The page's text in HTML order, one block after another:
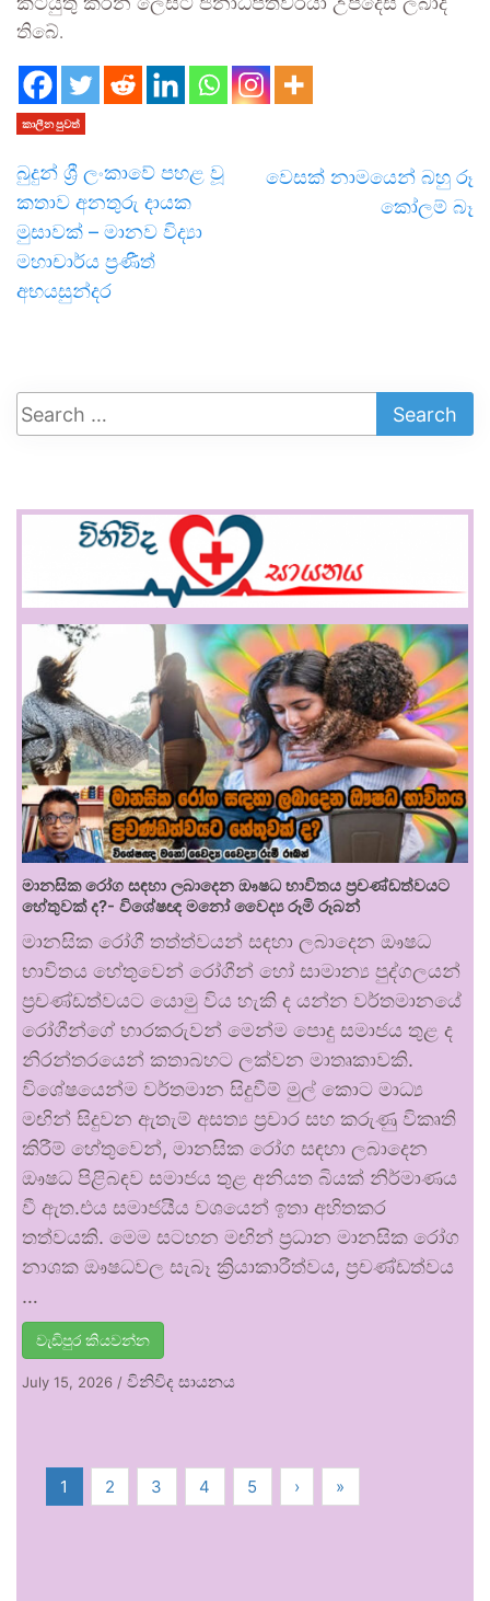
කටයුතු කරන ලෙසට ජනාධිපතිවරයා උපදෙස් ලබාදී
තිබේ.
කාලීන පුවත්
බුදුන් ශ්‍රී ලංකාවේ පහළ වූ
කතාව අනතුරු දායක
මුසාවක් – මානව විද්‍යා
මහාචාර්ය ප්‍රණීත්
අභයසුන්දර
වෙසක් නාමයෙන් බහු රූ
කෝලම් බෑ
මානසික රෝග සඳහා ලබාදෙන ඖෂධ භාවිතය ප්‍රචණ්ඩත්වයට
හේතුවක් ද?- විශේෂඥ මනෝ වෛද්‍ය රූමි රූබන්
මානසික රෝගී තත්ත්වයන් සඳහා ලබාදෙන ඖෂධ
භාවිතය හේතුවෙන් රෝගීන් හෝ සාමාන්‍ය පුද්ගලයන්
ප්‍රචණ්ඩත්වයට යොමු විය හැකි ද යන්න වර්තමානයේ
රෝගීන්ගේ භාරකරුවන් මෙන්ම පොදු සමාජය තුළ ද
නිරන්තරයෙන් කතාබහට ලක්වන මාතෘකාවකි.
විශේෂයෙන්ම වර්තමාන සිදුවීම් මුල් කොට මාධ්‍ය
මඟින් සිදුවන ඇතැම් අසත්‍ය ප්‍රචාර සහ කරුණු විකෘති
කිරීම් හේතුවෙන්, මානසික රෝග සඳහා ලබාදෙන
ඖෂධ පිළිබඳව සමාජය තුළ අනියත බියක් නිර්මාණය
වී ඇත.එය සමාජයීය වශයෙන් ඉතා අහිතකර
තත්වයකි. මෙම සටහන මඟින් ප්‍රධාන මානසික රෝග
නාශක ඖෂධවල සැබෑ ක්‍රියාකාරීත්වය, ප්‍රචණ්ඩත්වය
…
වැඩිපුර කියවන්න
July 15, 2026 / විනිවිද සායනය
1 2 3 4 5 › »